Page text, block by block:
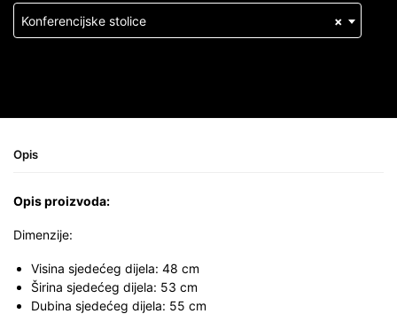
×
Konferencijske stolice
Opis
Opis proizvoda:
Dimenzije:
Visina sjedećeg dijela: 48 cm
Širina sjedećeg dijela: 53 cm
Dubina sjedećeg dijela: 55 cm